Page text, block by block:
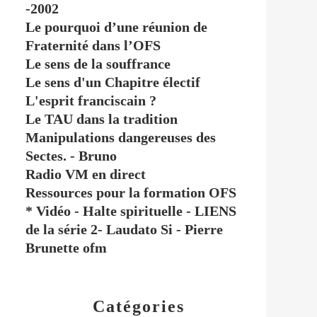
Catégories
-2002
Le pourquoi d’une réunion de
Fraternité dans l’OFS
Le sens de la souffrance
Le sens d'un Chapitre électif
L'esprit franciscain ?
Le TAU dans la tradition
Manipulations dangereuses des
Sectes. - Bruno
Radio VM en direct
Ressources pour la formation OFS
* Vidéo - Halte spirituelle - LIENS
de la série 2- Laudato Si - Pierre
Brunette ofm